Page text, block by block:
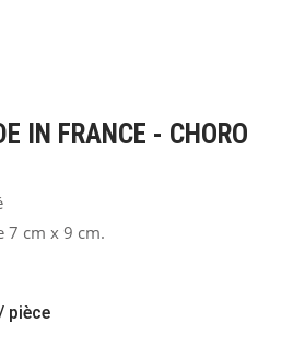
IN FRANCE - CHORO
7 cm x 9 cm.
pièce